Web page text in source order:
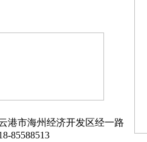
港市海州经济开发区经一路
85588513